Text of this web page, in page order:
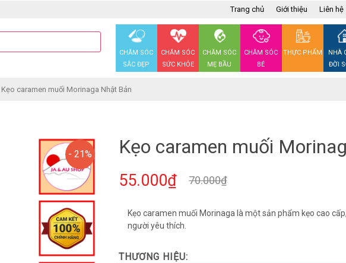
Trang chủ Giới thiệu Liên hệ
CHĂM SÓC
SẮC ĐẸP
CHĂM SÓC
SỨC KHỎE
CHĂM SÓC
MẸ BẦU
CHĂM SÓC
BÉ
THỰC PHẨM
NHÀ
ĐỜI
Kẹo caramen muối Morinaga Nhật Bản
- 21% Kẹo caramen muối
55.000₫ 70.000₫
Kẹo caramen muối Morinaga là một sản phẩm kẹo cao
người yêu thích.
THƯƠNG HIỆU: